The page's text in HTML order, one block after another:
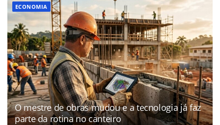
ECONOMIA
O mestre de obras mudou e a tecnologia já faz
parte da rotina no canteiro